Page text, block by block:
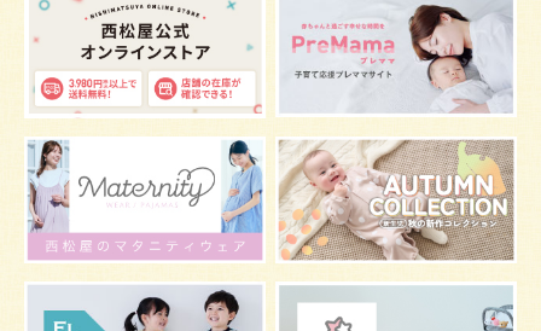
改善 枕 メニュー
グッズ お七夜 お宮参り 初節句
肌 抱っこ スキンケア お肌
マタニティウェア おしゃぶり 絵本 肌着
夜間断乳 お風呂 嫌がる うんち 髪の毛
視力 虫よけ